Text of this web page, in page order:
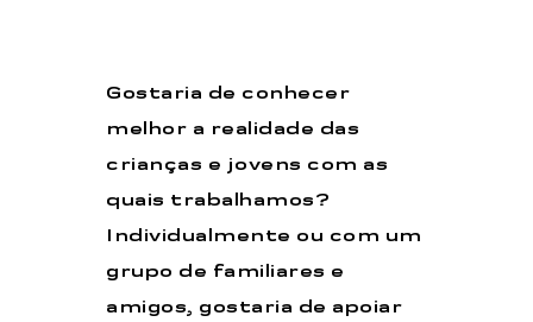
Gostaria de conhecer
melhor a realidade das
crianças e jovens com as
quais trabalhamos?
Individualmente ou com um
grupo de familiares e
amigos, gostaria de apoiar